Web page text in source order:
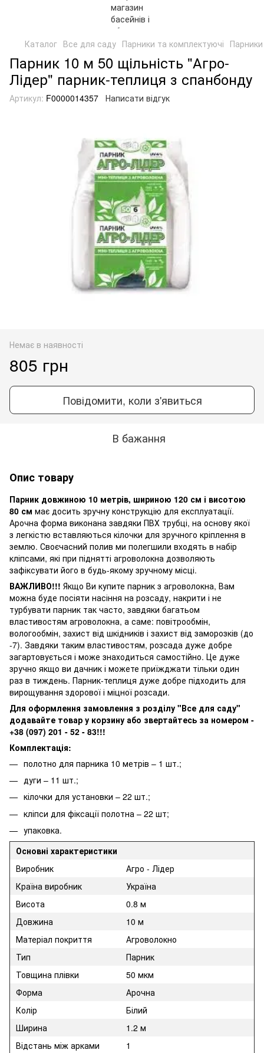
Каталог Все для саду Парники та комплектуючі Парники
Парник 10 м 50 щільність "Агро-
Лідер" парник-теплиця з спанбонду
Артикул: F0000014357 Написати відгук
Немає в наявності
805 грн
Повідомити, коли з'явиться
В бажання
Опис товару
Парник довжиною 10 метрів, шириною 120 см і висотою
80 см має досить зручну конструкцію для експлуатації.
Арочна форма виконана завдяки ПВХ трубці, на основу якої
з легкістю вставляються кілочки для зручного кріплення в
землю. Своєчасний полив ми полегшили входять в набір
кліпсами, які при піднятті агроволокна дозволяють
зафіксувати його в будь-якому зручному місці.
ВАЖЛИВО!!! Якщо Ви купите парник з агроволокна, Вам
можна буде посіяти насіння на розсаду, накрити і не
турбувати парник так часто, завдяки багатьом
властивостям агроволокна, а саме: повітрообмін,
вологообмін, захист від шкідників і захист від заморозків (до
-7). Завдяки таким властивостям, розсада дуже добре
загартовується і може знаходиться самостійно. Це дуже
зручно якщо ви дачник і можете приїжджати тільки один
раз в тиждень. Парник-теплиця дуже добре підходить для
вирощування здорової і міцної розсади.
Для оформлення замовлення з розділу "Все для саду"
додавайте товар у корзину або звертайтесь за номером -
+38 (097) 201 - 52 - 83!!!
Комплектація:
полотно для парника 10 метрів – 1 шт.;
дуги – 11 шт.;
кілочки для установки – 22 шт.;
кліпси для фіксації полотна – 22 шт;
упаковка.
Основні характеристики
Виробник
Агро - Лідер
Країна виробник
Україна
Висота
0.8 м
Довжина
10 м
Матеріал покриття
Агроволокно
Тип
Парник
Товщина плівки
50 мкм
Форма
Арочна
Колір
Білий
Ширина
1.2 м
Відстань між арками
1